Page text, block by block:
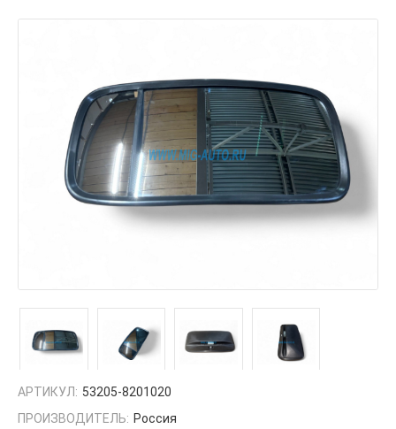
АРТИКУЛ: 53205-8201020
ПРОИЗВОДИТЕЛЬ: Россия